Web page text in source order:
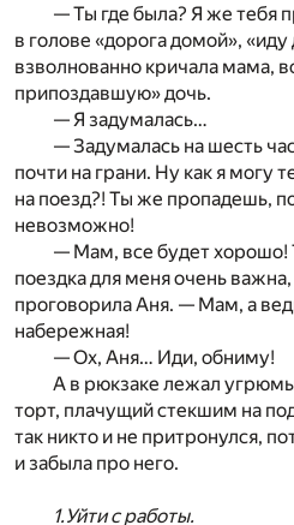
— Ты где была? Я же тебя
в голове «дорога домой»,
взволнованно кричала мама,
припоздавшую» дочь.
— Я задумалась…
— Задумалась на шесть
почти на грани. Ну как я могу
на поезд?! Ты же пропадешь,
невозможно!
— Мам, все будет хорошо!
поездка для меня очень
проговорила Аня. — Мам, а
набережная!
— Ох, Аня… Иди, обниму!
А в рюкзаке лежал
торт, плачущий стекшим на
так никто и не притронулся,
и забыла про него.
1.Уйти с работы.